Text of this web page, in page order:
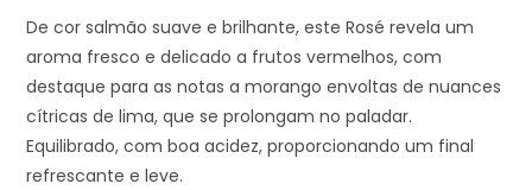
De cor salmão suave e brilhante, este Rosé revela um
aroma fresco e delicado a frutos vermelhos, com
destaque para as notas a morango envoltas de nuances
cítricas de lima, que se prolongam no paladar.
Equilibrado, com boa acidez, proporcionando um final
refrescante e leve.